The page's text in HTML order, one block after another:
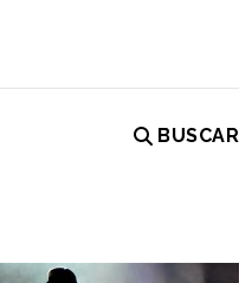
BUSCAR